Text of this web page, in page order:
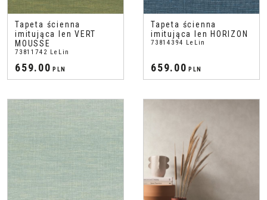
Tapeta ścienna
imitująca len VERT
MOUSSE
73811742 LeLin
659.00 PLN
Tapeta ścienna
imitująca len HORIZON
73814394 LeLin
659.00 PLN